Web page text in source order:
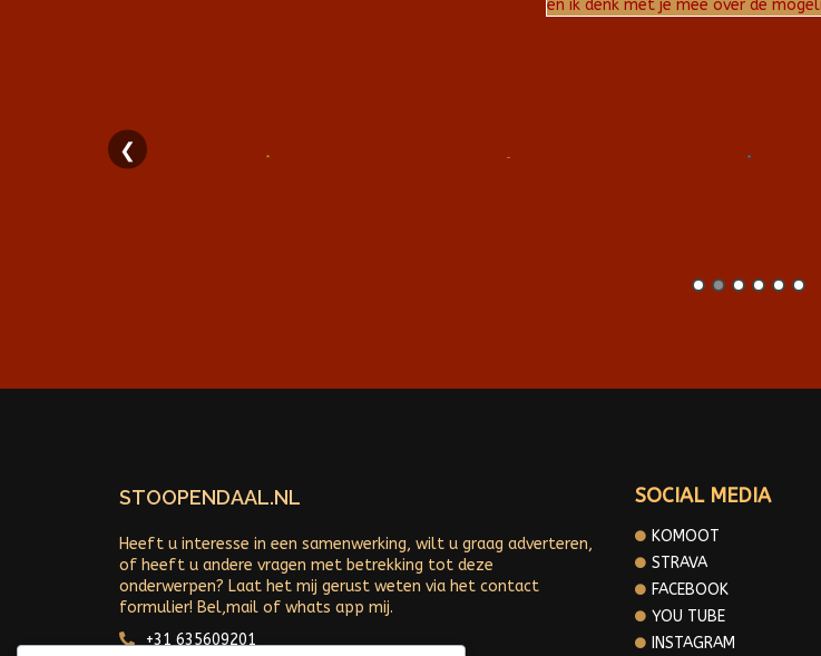
en ik denk met je mee over de
❮
STOOPENDAAL.NL
Heeft u interesse in een samenwerking, wilt u graag adverteren,
of heeft u andere vragen met betrekking tot deze
onderwerpen? Laat het mij gerust weten via het contact
formulier! Bel,mail of whats app mij.
+31 635609201
SOCIAL MEDIA
KOMOOT
STRAVA
FACEBOOK
YOU TUBE
INSTAGRAM